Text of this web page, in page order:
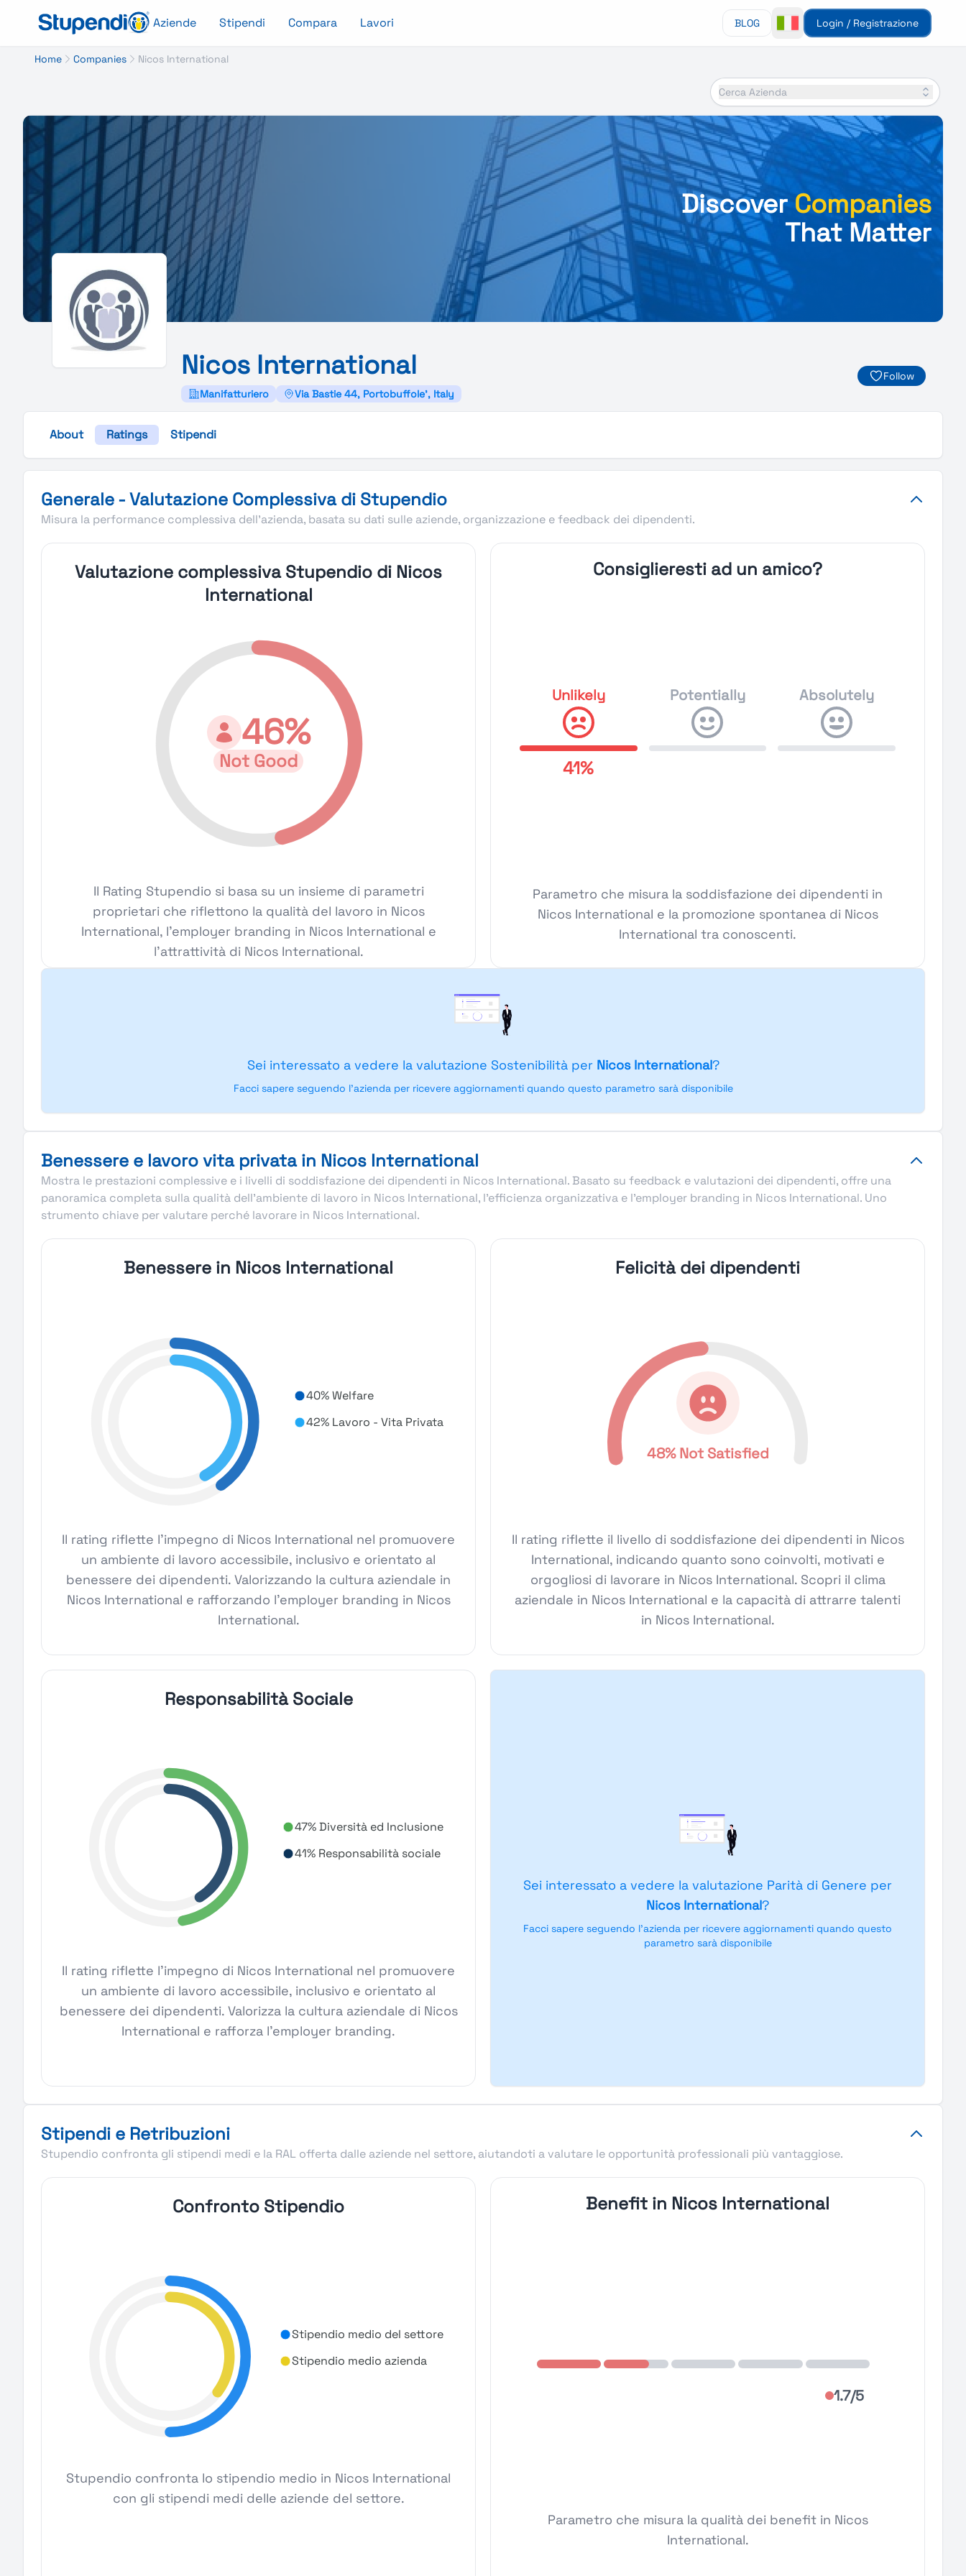
Aziende Stipendi Compara Lavori BLOG Login / Registrazione
Home Companies Nicos International
Cerca Azienda
DiscoverCompanies
That Matter
Nicos International
Manifatturiero Via Bastie 44, Portobuffole', Italy
Follow
About Ratings Stipendi
Generale - Valutazione Complessiva di Stupendio
Misura la performance complessiva dell'azienda, basata su dati sulle aziende, organizzazione e feedback dei dipendenti.
Valutazione complessiva Stupendio di Nicos
International
46%
Not Good
Il Rating Stupendio si basa su un insieme di parametri
proprietari che riflettono la qualità del lavoro in Nicos
International, l'employer branding in Nicos International e
l'attrattività di Nicos International.
Consiglieresti ad un amico?
Unlikely
41%
Potentially Absolutely
Parametro che misura la soddisfazione dei dipendenti in
Nicos International e la promozione spontanea di Nicos
International tra conoscenti.
Sei interessato a vedere la valutazione Sostenibilità per Nicos International?
Facci sapere seguendo l'azienda per ricevere aggiornamenti quando questo parametro sarà disponibile
Benessere e lavoro vita privata in Nicos International
Mostra le prestazioni complessive e i livelli di soddisfazione dei dipendenti in Nicos International. Basato su feedback e valutazioni dei dipendenti, offre una
panoramica completa sulla qualità dell’ambiente di lavoro in Nicos International, l’efficienza organizzativa e l’employer branding in Nicos International. Uno
strumento chiave per valutare perché lavorare in Nicos International.
Benessere in Nicos International
40% Welfare
42% Lavoro - Vita Privata
Il rating riflette l'impegno di Nicos International nel promuovere
un ambiente di lavoro accessibile, inclusivo e orientato al
benessere dei dipendenti. Valorizzando la cultura aziendale in
Nicos International e rafforzando l'employer branding in Nicos
International.
Felicità dei dipendenti
48% Not Satisfied
Il rating riflette il livello di soddisfazione dei dipendenti in Nicos
International, indicando quanto sono coinvolti, motivati e
orgogliosi di lavorare in Nicos International. Scopri il clima
aziendale in Nicos International e la capacità di attrarre talenti
in Nicos International.
Responsabilità Sociale
47% Diversità ed Inclusione
41% Responsabilità sociale
Il rating riflette l'impegno di Nicos International nel promuovere
un ambiente di lavoro accessibile, inclusivo e orientato al
benessere dei dipendenti. Valorizza la cultura aziendale di Nicos
International e rafforza l'employer branding.
Sei interessato a vedere la valutazione Parità di Genere per
Nicos International?
Facci sapere seguendo l'azienda per ricevere aggiornamenti quando questo
parametro sarà disponibile
Stipendi e Retribuzioni
Stupendio confronta gli stipendi medi e la RAL offerta dalle aziende nel settore, aiutandoti a valutare le opportunità professionali più vantaggiose.
Confronto Stipendio
Stipendio medio del settore
Stipendio medio azienda
Stupendio confronta lo stipendio medio in Nicos International
con gli stipendi medi delle aziende del settore.
Benefit in Nicos International
1.7/5
Parametro che misura la qualità dei benefit in Nicos
International.